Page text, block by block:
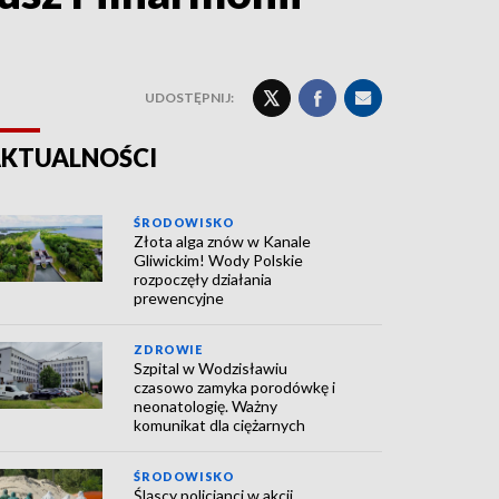
UDOSTĘPNIJ:
ŚRODOWISKO
Złota alga znów w Kanale
Gliwickim! Wody Polskie
rozpoczęły działania
prewencyjne
ZDROWIE
Szpital w Wodzisławiu
czasowo zamyka porodówkę i
neonatologię. Ważny
komunikat dla ciężarnych
ŚRODOWISKO
Śląscy policjanci w akcji.